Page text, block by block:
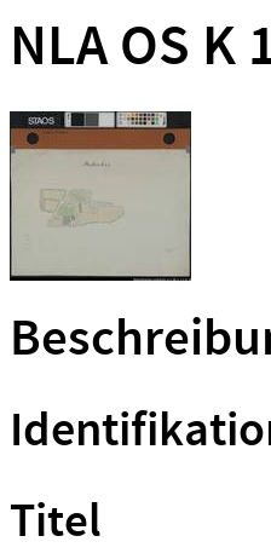
NLA OS K
Titel